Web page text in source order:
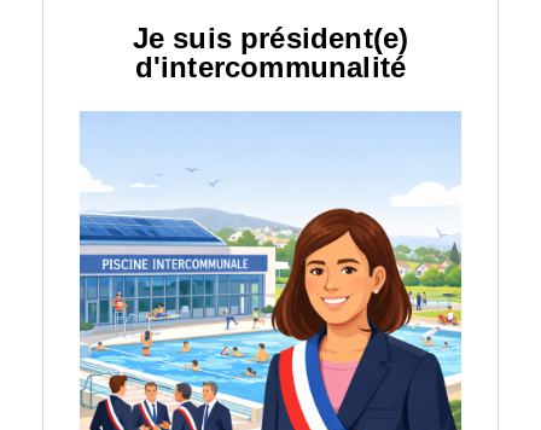
Je suis président(e)
d'intercommunalité